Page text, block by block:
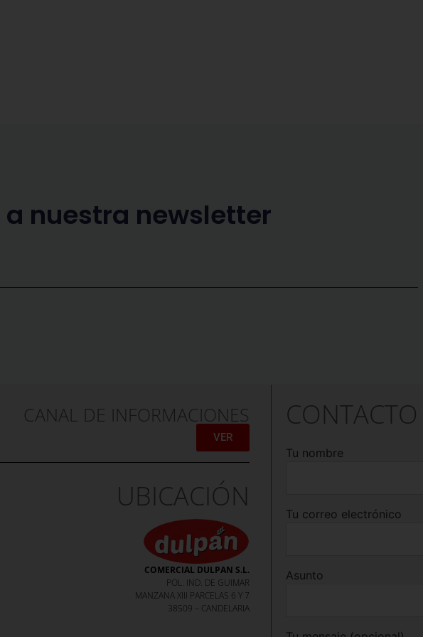
nuestra newsletter
CANAL DE INFORMACIONES
VER
UBICACIÓN
COMERCIAL DULPAN S.L.
POL. IND. DE GUIMAR
MANZANA XIII PARCELAS 6 Y 7
38509 – CANDELARIA
CONTACTO
Tu nombre
Tu correo electrónico
Asunto